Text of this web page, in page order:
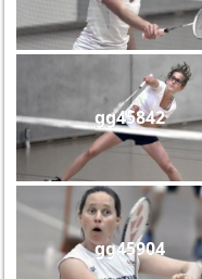
gg45842
gg45904